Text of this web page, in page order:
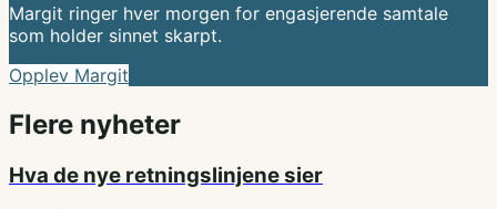
Margit ringer hver morgen for engasjerende samtale
som holder sinnet skarpt.
Opplev Margit
Flere nyheter
Hva de nye retningslinjene sier